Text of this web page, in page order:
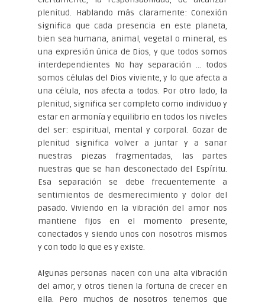
plenitud. Hablando más claramente: Conexión
significa que cada presencia en este planeta,
bien sea humana, animal, vegetal o mineral, es
una expresión única de Dios, y que todos somos
interdependientes No hay separación … todos
somos células del Dios viviente, y lo que afecta a
una célula, nos afecta a todos. Por otro lado, la
plenitud, significa ser completo como individuo y
estar en armonía y equilibrio en todos los niveles
del ser: espiritual, mental y corporal. Gozar de
plenitud significa volver a juntar y a sanar
nuestras piezas fragmentadas, las partes
nuestras que se han desconectado del Espíritu.
Esa separación se debe frecuentemente a
sentimientos de desmerecimiento y dolor del
pasado. Viviendo en la vibración del amor nos
mantiene fijos en el momento presente,
conectados y siendo unos con nosotros mismos
y con todo lo que es y existe.
Algunas personas nacen con una alta vibración
del amor, y otros tienen la fortuna de crecer en
ella. Pero muchos de nosotros tenemos que